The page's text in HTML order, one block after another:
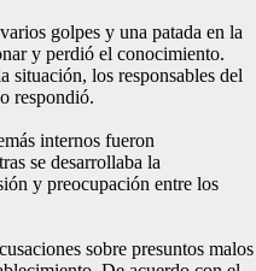
golpes y una patada en la
y perdió el conocimiento.
situación, los responsables del
respondió.
internos fueron
se desarrollaba la
y preocupación entre los
sobre presuntos malos